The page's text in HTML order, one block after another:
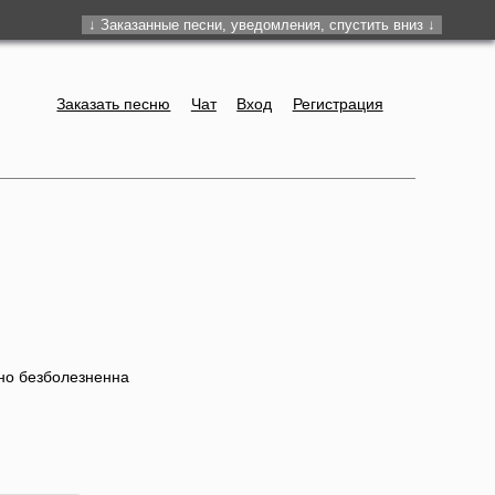
Заказать песню Чат Вход Регистрация
безболезненна